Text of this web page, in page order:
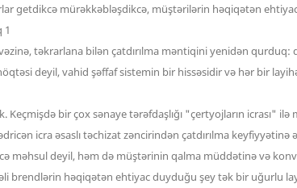
getdikcə mürəkkəbləşdikcə, müştərilərin həqiqətən
təkrarlana bilən çatdırılma məntiqini yenidən
deyil, vahid şəffaf sistemin bir hissəsidir və hər bir
bir çox sənaye tərəfdaşlığı "çertyojların icrası" ilə
icra əsaslı təchizat zəncirindən çatdırılma keyfiyyətinə
məhsul deyil, həm də müştərinin qalma müddətinə və
brendlərin həqiqətən ehtiyac duyduğu şey tək bir uğurlu